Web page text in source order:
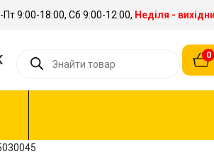
Пт 9:00-18:00, Сб 9:00-12:00, Неділя -
0